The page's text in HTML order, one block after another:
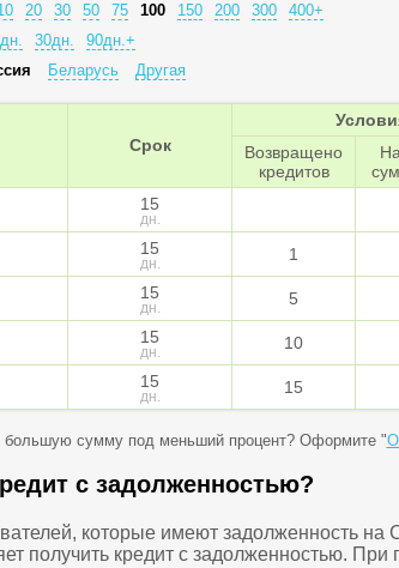
20 30 50 75 100 150 200 300
400+
30дн.
90дн.+
Беларусь Другая
Срок
Возвращено
кредитов
15
дн.
15
дн. 1
15
дн. 5
15
дн. 10
15
дн. 15
большую сумму под меньший процент? Оформите "
с задолженностью?
которые имеют задолженность на
получить кредит с задолженностью.